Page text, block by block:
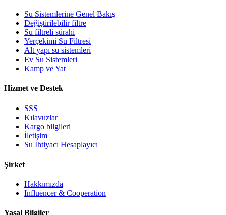
Su Sistemlerine Genel Bakış
Değiştirilebilir filtre
Su filtreli sürahi
Yerçekimi Su Filtresi
Alt yapı su sistemleri
Ev Su Sistemleri
Kamp ve Yat
Hizmet ve Destek
SSS
Kılavuzlar
Kargo bilgileri
İletişim
Su İhtiyacı Hesaplayıcı
Şirket
Hakkımızda
Influencer & Cooperation
Yasal Bilgiler